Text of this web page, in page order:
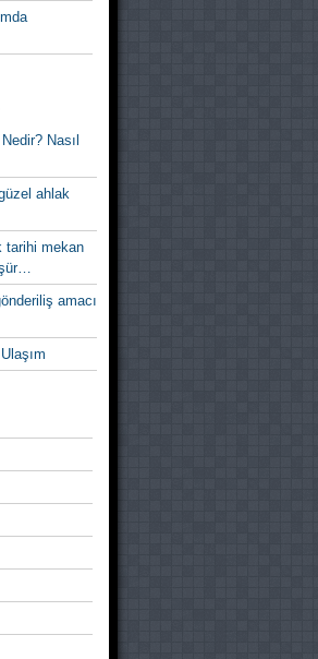
Nasıl
ahlak
tarihi mekan
amacı